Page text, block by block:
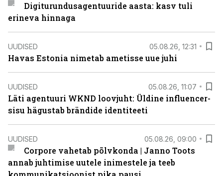
Digiturundusagentuuride aasta: kasv tuli
erineva hinnaga
UUDISED 05.08.26, 12:31
Havas Estonia nimetab ametisse uue juhi
UUDISED 05.08.26, 11:07
Läti agentuuri WKND loovjuht: Üldine influencer-
sisu hägustab brändide identiteeti
UUDISED 05.08.26, 09:00
Corpore vahetab põlvkonda | Janno Toots
annab juhtimise uutele inimestele ja teeb